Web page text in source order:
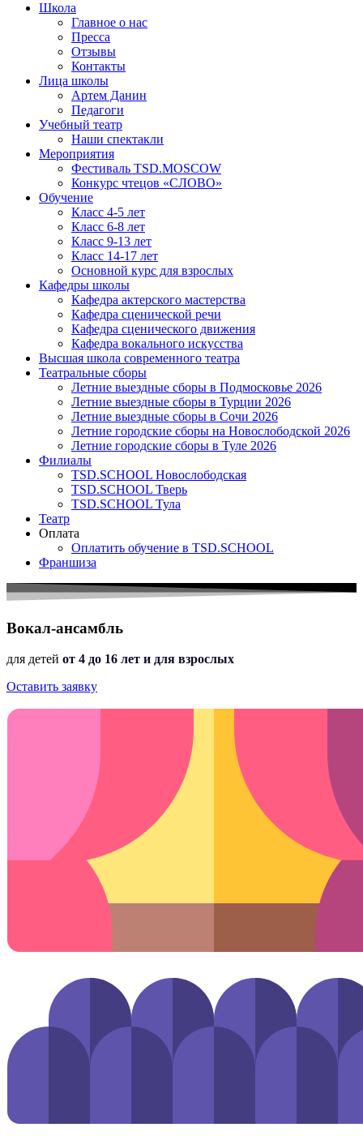
Школа
Главное о нас
Пресса
Отзывы
Контакты
Лица школы
Артем Данин
Педагоги
Учебный театр
Наши спектакли
Мероприятия
Фестиваль TSD.MOSCOW
Конкурс чтецов «СЛОВО»
Обучение
Класс 4-5 лет
Класс 6-8 лет
Класс 9-13 лет
Класс 14-17 лет
Основной курс для взрослых
Кафедры школы
Кафедра актерского мастерства
Кафедра сценической речи
Кафедра сценического движения
Кафедра вокального искусства
Высшая школа современного театра
Театральные сборы
Летние выездные сборы в Подмосковье 2026
Летние выездные сборы в Турции 2026
Летние выездные сборы в Сочи 2026
Летние городские сборы на Новослободской 2026
Летние городские сборы в Туле 2026
Филиалы
TSD.SCHOOL Новослободская
TSD.SCHOOL Тверь
TSD.SCHOOL Тула
Театр
Оплата
Оплатить обучение в TSD.SCHOOL
Франшиза
Вокал-ансамбль
для детей от 4 до 16 лет и для взрослых
Оставить заявку